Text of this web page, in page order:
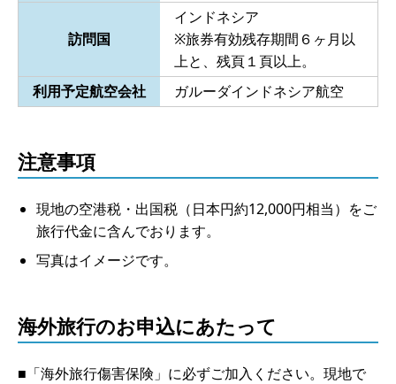
訪問国
インドネシア
※旅券有効残存期間６ヶ月以
上と、残頁１頁以上。
利用予定航空会社
ガルーダインドネシア航空
注意事項
現地の空港税・出国税（日本円約12,000円相当）をご
旅行代金に含んでおります。
写真はイメージです。
海外旅行のお申込にあたって
■「海外旅行傷害保険」に必ずご加入ください。現地で